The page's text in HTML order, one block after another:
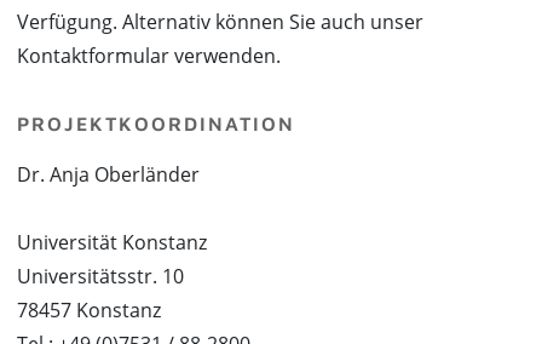
Verfügung. Alternativ können Sie auch unser
Kontaktformular verwenden.
PROJEKTKOORDINATION
Dr. Anja Oberländer
Universität Konstanz
Universitätsstr. 10
78457 Konstanz